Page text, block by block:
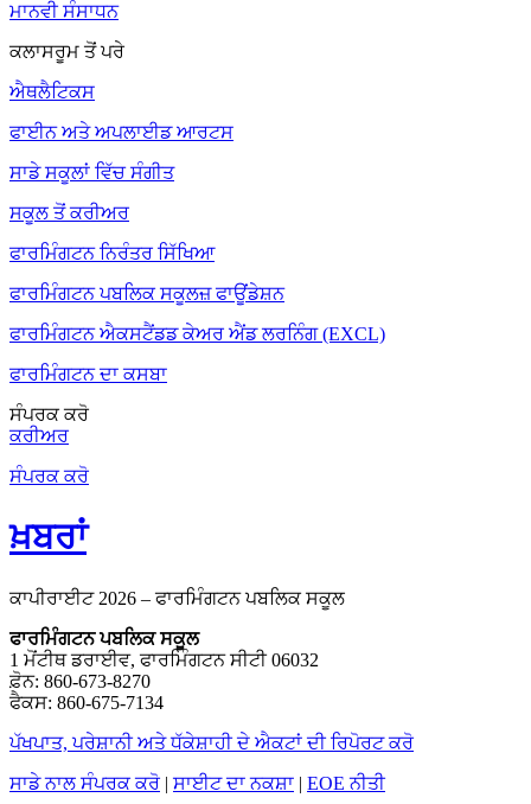
ਮਾਨਵੀ ਸੰਸਾਧਨ
ਕਲਾਸਰੂਮ ਤੋਂ ਪਰੇ
ਐਥਲੈਟਿਕਸ
ਫਾਈਨ ਅਤੇ ਅਪਲਾਈਡ ਆਰਟਸ
ਸਾਡੇ ਸਕੂਲਾਂ ਵਿੱਚ ਸੰਗੀਤ
ਸਕੂਲ ਤੋਂ ਕਰੀਅਰ
ਫਾਰਮਿੰਗਟਨ ਨਿਰੰਤਰ ਸਿੱਖਿਆ
ਫਾਰਮਿੰਗਟਨ ਪਬਲਿਕ ਸਕੂਲਜ਼ ਫਾਊਂਡੇਸ਼ਨ
ਫਾਰਮਿੰਗਟਨ ਐਕਸਟੈਂਡਡ ਕੇਅਰ ਐਂਡ ਲਰਨਿੰਗ (EXCL)
ਫਾਰਮਿੰਗਟਨ ਦਾ ਕਸਬਾ
ਸੰਪਰਕ ਕਰੋ
ਕਰੀਅਰ
ਸੰਪਰਕ ਕਰੋ
ਖ਼ਬਰਾਂ
ਕਾਪੀਰਾਈਟ 2026 – ਫਾਰਮਿੰਗਟਨ ਪਬਲਿਕ ਸਕੂਲ
ਫਾਰਮਿੰਗਟਨ ਪਬਲਿਕ ਸਕੂਲ
1 ਮੋਂਟੀਥ ਡਰਾਈਵ, ਫਾਰਮਿੰਗਟਨ ਸੀਟੀ 06032
ਫ਼ੋਨ: 860-673-8270
ਫੈਕਸ: 860-675-7134
ਪੱਖਪਾਤ, ਪਰੇਸ਼ਾਨੀ ਅਤੇ ਧੱਕੇਸ਼ਾਹੀ ਦੇ ਐਕਟਾਂ ਦੀ ਰਿਪੋਰਟ ਕਰੋ
ਸਾਡੇ ਨਾਲ ਸੰਪਰਕ ਕਰੋ | ਸਾਈਟ ਦਾ ਨਕਸ਼ਾ | EOE ਨੀਤੀ